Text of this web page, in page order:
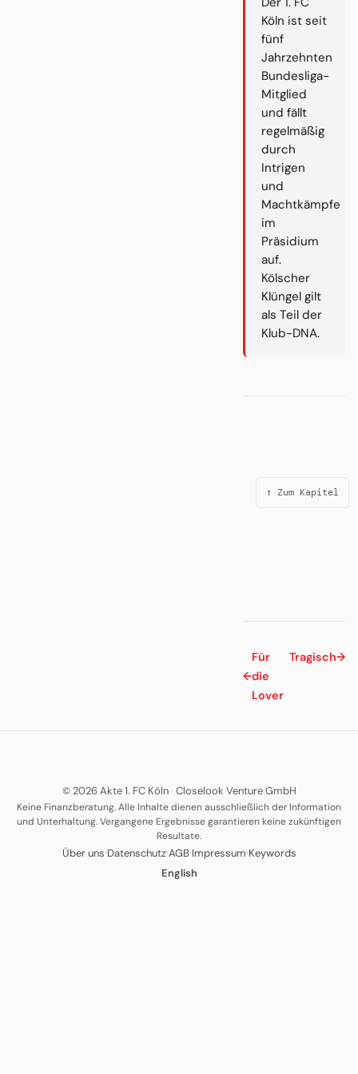
Köln ist seit
fünf
Jahrzehnten
Bundesliga-
Mitglied
und fällt
regelmäßig
durch
Intrigen
und
Machtkämpfe
im
Präsidium
auf.
Kölscher
Klüngel gilt
als Teil der
Klub-DNA.
↑ Zum Kapitel
←
Für
die
Lover
Tragisch→
© 2026 Akte 1. FC Köln· Closelook Venture GmbH
Keine Finanzberatung. Alle Inhalte dienen ausschließlich der Information
und Unterhaltung. Vergangene Ergebnisse garantieren keine zukünftigen
Resultate.
Über uns·Datenschutz·AGB·Impressum·Keywords
English